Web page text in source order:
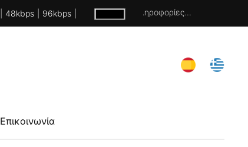
48kbps 96kbps Χωρίς πληροφορίες...
Επικοινωνία